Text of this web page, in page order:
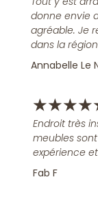
donne envie
agréable. Je
dans la région
Annabelle Le
★★★★
Endroit très
meubles
expérience
Fab F